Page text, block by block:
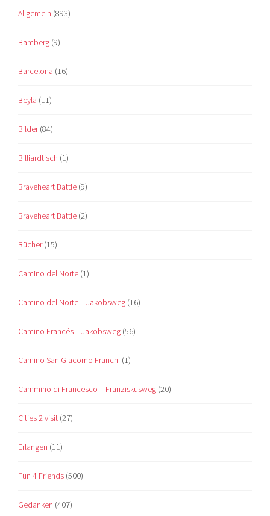
Allgemein (893)
Bamberg (9)
Barcelona (16)
Beyla (11)
Bilder(84)
Billiardtisch (1)
Braveheart Battle (9)
Braveheart Battle (2)
Bücher(15)
Camino del Norte (1)
Camino del Norte – Jakobsweg (16)
Camino Francés – Jakobsweg (56)
Camino San Giacomo Franchi (1)
Cammino di Francesco – Franziskusweg (20)
Cities 2 visit (27)
Erlangen (11)
Fun 4 Friends (500)
Gedanken (407)